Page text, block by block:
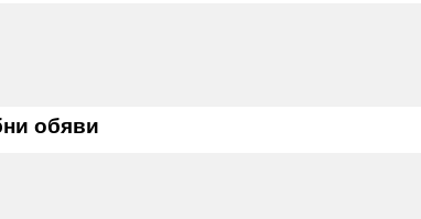
обяви